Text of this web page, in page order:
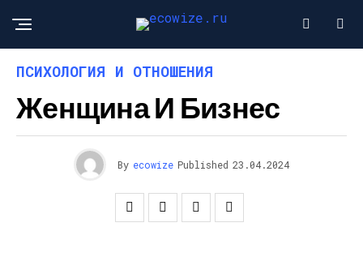
ПСИХОЛОГИЯ И ОТНОШЕНИЯ
Женщина И Бизнес
By ecowize Published 23.04.2024